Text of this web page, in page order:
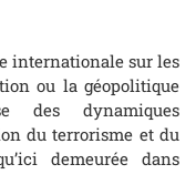
internationale sur les
ou la géopolitique
des dynamiques
du terrorisme et du
demeurée dans